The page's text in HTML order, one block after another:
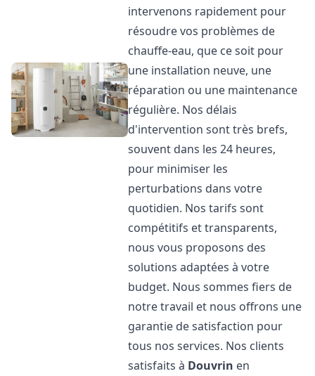
intervenons rapidement pour
résoudre vos problèmes de
chauffe-eau, que ce soit pour
une installation neuve, une
réparation ou une maintenance
régulière. Nos délais
d'intervention sont très brefs,
souvent dans les 24 heures,
pour minimiser les
perturbations dans votre
quotidien. Nos tarifs sont
compétitifs et transparents,
nous vous proposons des
solutions adaptées à votre
budget. Nous sommes fiers de
notre travail et nous offrons une
garantie de satisfaction pour
tous nos services. Nos clients
satisfaits à Douvrin en